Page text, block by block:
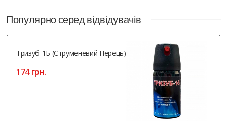
Популярно серед відвідувачів
Тризуб-1Б (струменевий Перець)
174 грн.